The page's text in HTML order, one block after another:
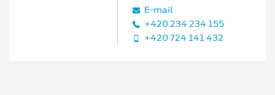
E‑mail
+420 234 234 155
+420 724 141 432